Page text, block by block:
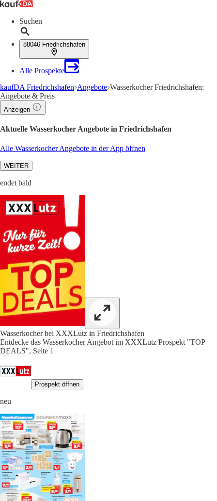
Suchen
88046 Friedrichshafen
Alle Prospekte
kaufDA Friedrichshafen Angebote Wasserkocher Friedrichshafen:
Angebote & Preis
Anzeigen
Aktuelle Wasserkocher Angebote in Friedrichshafen
Alle Wasserkocher Angebote in der App öffnen
WEITER
endet bald
Wasserkocher bei XXXLutz in Friedrichshafen
Entdecke das Wasserkocher Angebot im XXXLutz Prospekt "TOP
DEALS", Seite 1
Prospekt öffnen
neu